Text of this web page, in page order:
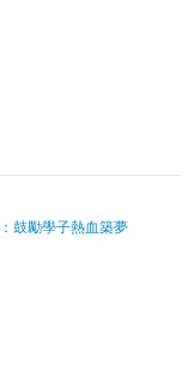
鼓勵學子熱血築夢